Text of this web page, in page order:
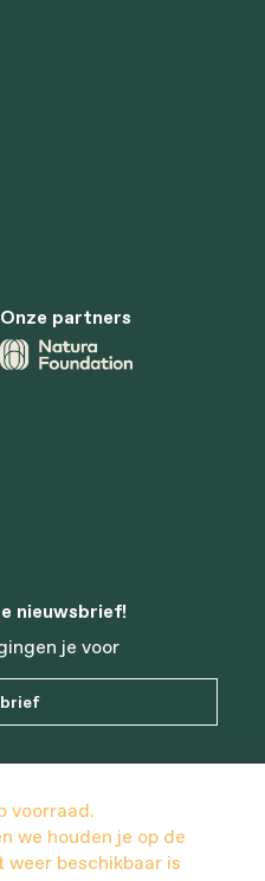
voorraad.
we houden je op de
beschikbaar is
Onze partners
nieuwsbrief!
je voor